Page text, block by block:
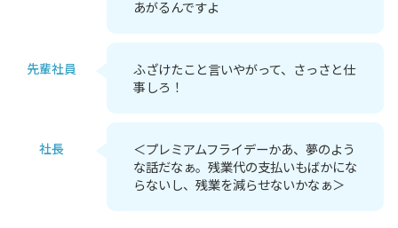
あがるんですよ
先輩社員
ふざけたこと言いやがって、さっさと仕
事しろ！
社長
＜プレミアムフライデーかあ、夢のよう
な話だなぁ。残業代の支払いもばかにな
らないし、残業を減らせないかなぁ＞